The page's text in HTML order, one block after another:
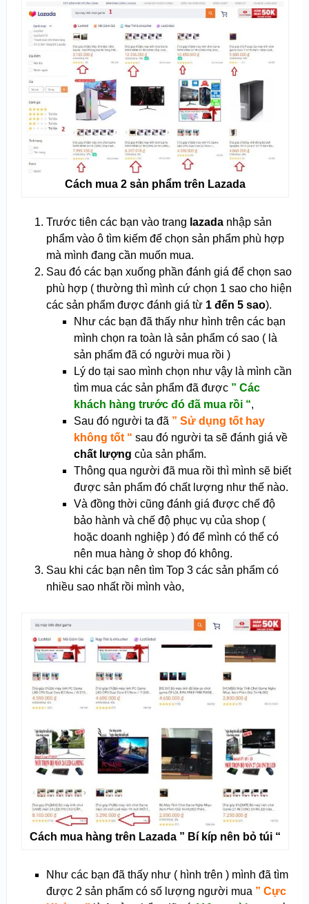
Cách mua 2 sản phẩm trên Lazada
Trước tiên các bạn vào trang lazadanhập sản
phẩm vào ô tìm kiếm để chọn sản phẩm phù hợp
mà mình đang cần muốn mua.
Sau đó các bạn xuống phần đánh giá để chọn sao
phù hợp ( thường thì mình cứ chọn 1 sao cho hiện
các sản phẩm được đánh giá từ 1 đến 5 sao).
Như các bạn đã thấy như hình trên các bạn
mình chọn ra toàn là sản phẩm có sao ( là
sản phẩm đã có người mua rồi )
Lý do tại sao mình chọn như vậy là mình cần
tìm mua các sản phẩm đã được ” Các
khách hàng trước đó đã mua rồi “,
Sau đó người ta đã ” Sử dụng tốt hay
không tốt “ sau đó người ta sẽ đánh giá về
chất lượng của sản phẩm.
Thông qua người đã mua rồi thì mình sẽ biết
được sản phẩm đó chất lượng như thế nào.
Và đồng thời cũng đánh giá được chế độ
bảo hành và chế độ phục vụ của shop (
hoặc doanh nghiệp ) đó để mình có thể có
nên mua hàng ở shop đó không.
Sau khi các bạn nên tìm Top 3 các sản phẩm có
nhiều sao nhất rồi mình vào,
Cách mua hàng trên Lazada ” Bí kíp nên bỏ túi “
Như các bạn đã thấy như ( hình trên ) mình đã tìm
được 2 sản phẩm có số lượng người mua ” Cực